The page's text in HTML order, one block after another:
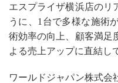
エスプライザ横浜店のリ
うに、1台で多様な施術
術効率の向上、顧客満足
よる売上アップに直結し
ワールドジャパン株式会